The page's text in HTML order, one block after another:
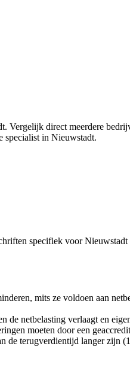
. Vergelijk direct meerdere
specialist in Nieuwstadt.
specifiek voor
mits ze voldoen aan
de netbelasting verlaagt en
moeten door een
de terugverdientijd langer zijn